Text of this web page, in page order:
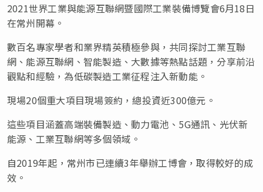
2021世界工業與能源互聯網暨國際工業裝備博覽會6月18日
在常州開幕。
數百名專家學者和業界精英積極參與，共同探討工業互聯
網、能源互聯網、智能製造、大數據等熱點話題，分享前沿
觀點和經驗，為低碳製造工業征程注入新動能。
現場20個重大項目現場簽約，總投資近300億元。
這些項目涵蓋高端裝備製造、動力電池、5G通訊、光伏新
能源、工業互聯網等多個領域。
自2019年起，常州市已連續3年舉辦工博會，取得較好的成
效。